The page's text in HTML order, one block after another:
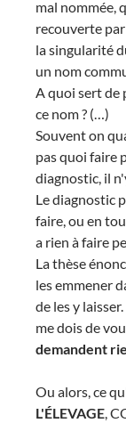
mal nommée,
recouverte
la singularité
un nom
A quoi sert de
ce nom ? (…)
Souvent on
pas quoi faire
diagnostic, il
Le diagnostic
faire, ou en
a rien à faire
La thèse
les emmener
de les y
me dois de
demandent
Ou alors, ce
L'ÉLEVAGE,